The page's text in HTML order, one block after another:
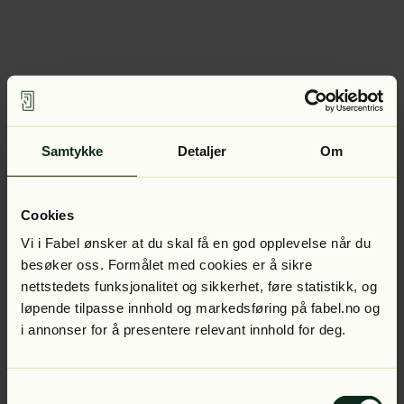
Samtykke Detaljer Om
Cookies
Vi i Fabel ønsker at du skal få en god opplevelse når du
besøker oss. Formålet med cookies er å sikre
nettstedets funksjonalitet og sikkerhet, føre statistikk, og
løpende tilpasse innhold og markedsføring på fabel.no og
i annonser for å presentere relevant innhold for deg.